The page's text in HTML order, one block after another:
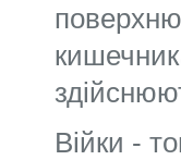
поверхню
Війки -